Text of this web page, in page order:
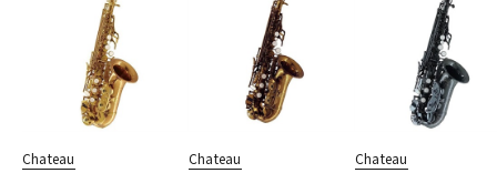
Chateau Chateau Chateau